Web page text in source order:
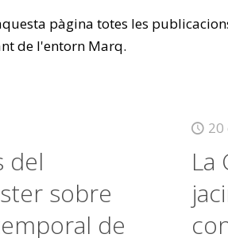
pàgina totes les
de l'entorn Marq.
del
sobre
de
20
La